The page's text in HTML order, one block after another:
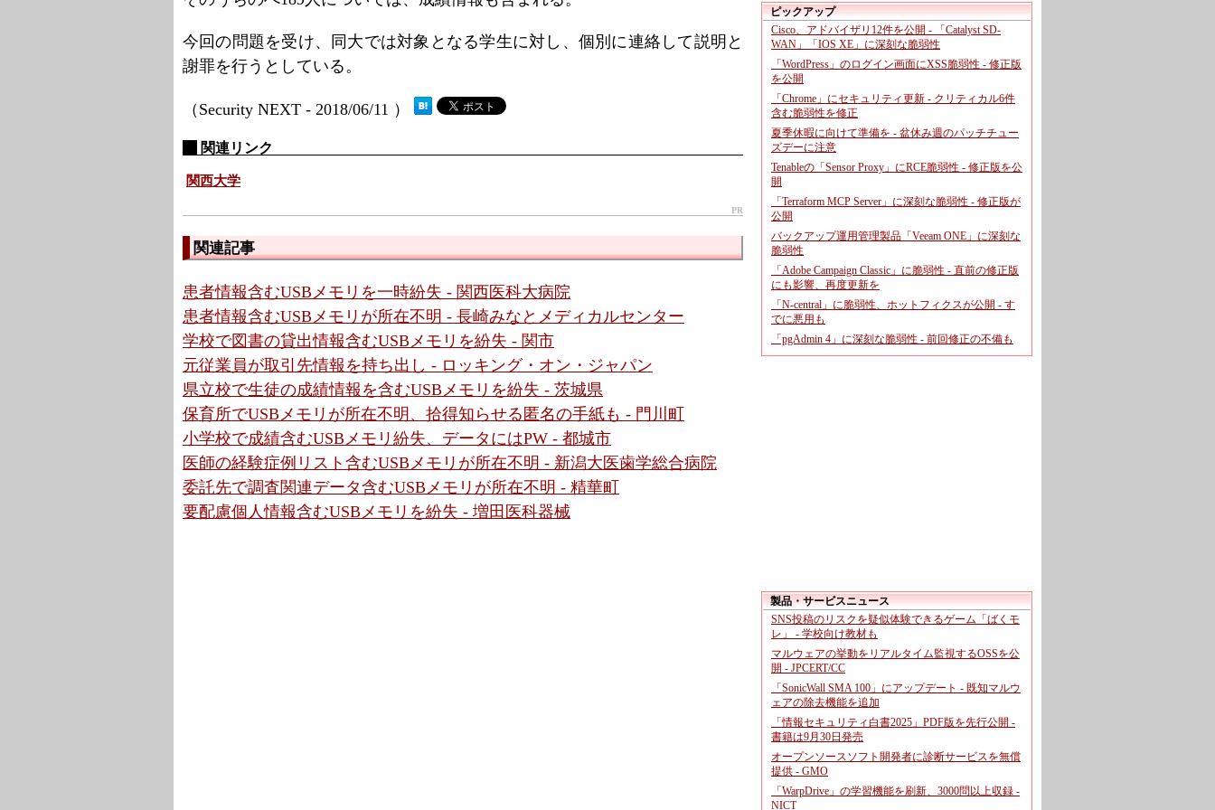
今回の問題を受け、同大では対象となる学生に対し、個別に連絡して説明と
謝罪を行うとしている。
（Security NEXT - 2018/06/11 ）
関連リンク
関西大学
PR
関連記事
患者情報含むUSBメモリを一時紛失 - 関西医科大病院
患者情報含むUSBメモリが所在不明 - 長崎みなとメディカルセンター
学校で図書の貸出情報含むUSBメモリを紛失 - 関市
元従業員が取引先情報を持ち出し - ロッキング・オン・ジャパン
県立校で生徒の成績情報を含むUSBメモリを紛失 - 茨城県
保育所でUSBメモリが所在不明、拾得知らせる匿名の手紙も - 門川町
小学校で成績含むUSBメモリ紛失、データにはPW - 都城市
医師の経験症例リスト含むUSBメモリが所在不明 - 新潟大医歯学総合病院
委託先で調査関連データ含むUSBメモリが所在不明 - 精華町
要配慮個人情報含むUSBメモリを紛失 - 増田医科器械
ピックアップ
Cisco、アドバイザリ12件を公開 - 「Catalyst SD-
WAN」「IOS XE」に深刻な脆弱性
「WordPress」のログイン画面にXSS脆弱性 - 修正版
を公開
「Chrome」にセキュリティ更新 - クリティカル6件
含む脆弱性を修正
夏季休暇に向けて準備を - 盆休み週のパッチチュー
ズデーに注意
Tenableの「Sensor Proxy」にRCE脆弱性 - 修正版を公
開
「Terraform MCP Server」に深刻な脆弱性 - 修正版が
公開
バックアップ運用管理製品「Veeam ONE」に深刻な
脆弱性
「Adobe Campaign Classic」に脆弱性 - 直前の修正版
にも影響、再度更新を
「N-central」に脆弱性、ホットフィクスが公開 - す
でに悪用も
「pgAdmin 4」に深刻な脆弱性 - 前回修正の不備も
製品・サービスニュース
SNS投稿のリスクを疑似体験できるゲーム「ばくモ
レ」 - 学校向け教材も
マルウェアの挙動をリアルタイム監視するOSSを公
開 - JPCERT/CC
「SonicWall SMA 100」にアップデート - 既知マルウ
ェアの除去機能を追加
「情報セキュリティ白書2025」PDF版を先行公開 -
書籍は9月30日発売
オープンソースソフト開発者に診断サービスを無償
提供 - GMO
「WarpDrive」の学習機能を刷新、3000問以上収録 -
NICT